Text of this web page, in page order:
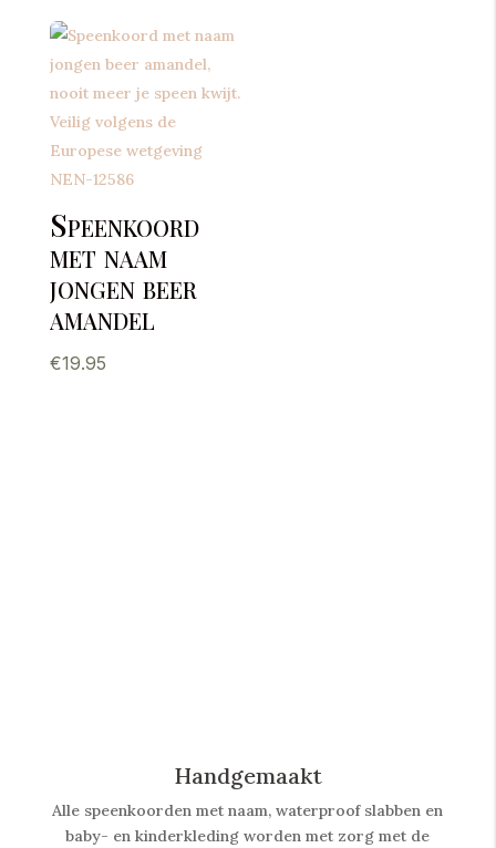
Speenkoord
met naam
jongen beer
amandel
€19.95
Handgemaakt
Alle speenkoorden met naam, waterproof slabben en
baby- en kinderkleding worden met zorg met de